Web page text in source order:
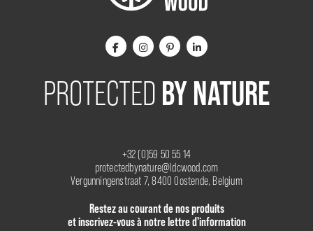
PROTECTED BY NATURE
+32 (0)59 50 55 14
protectedbynature@ldcwood.com
Vergunningenstraat 7, 8400 Oostende, Belgium
Restez au courant de nos produits
et inscrivez-vous à notre lettre d'information